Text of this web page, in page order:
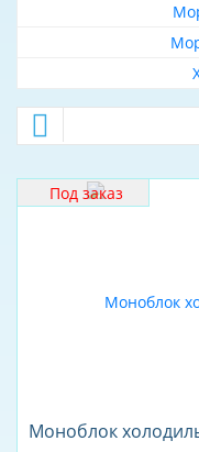
В
Да
Под заказ
Моноблок